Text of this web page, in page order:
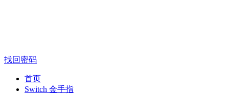
找回密码
首页
Switch 金手指